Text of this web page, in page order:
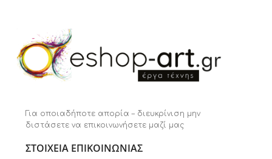
Για οποιαδήποτε απορία – διευκρίνιση μην
διστάσετε να επικοινωνήσετε μαζί μας
ΣΤΟΙΧΕΙΑ ΕΠΙΚΟΙΝΩΝΙΑΣ